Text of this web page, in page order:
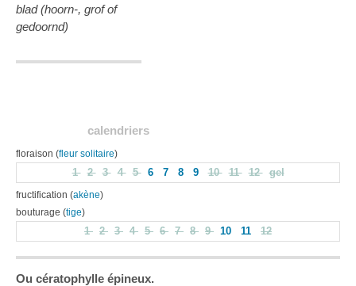
blad (hoorn-, grof of
gedoornd)
calendriers
floraison (fleur solitaire)
1 2 3 4 5 6 7 8 9 10 11 12 gel
fructification (akène)
bouturage (tige)
1 2 3 4 5 6 7 8 9 10 11 12
Ou cératophylle épineux.